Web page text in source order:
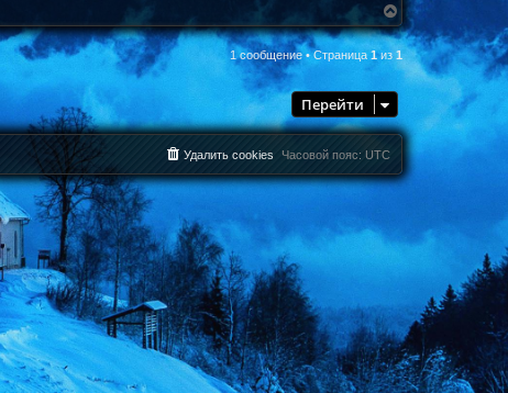
В
е
р
н
у
т
я
а
у
1 сообщение • Страница 1из 1
Перейти
Часовой пояс: UTC
Удалить cookies